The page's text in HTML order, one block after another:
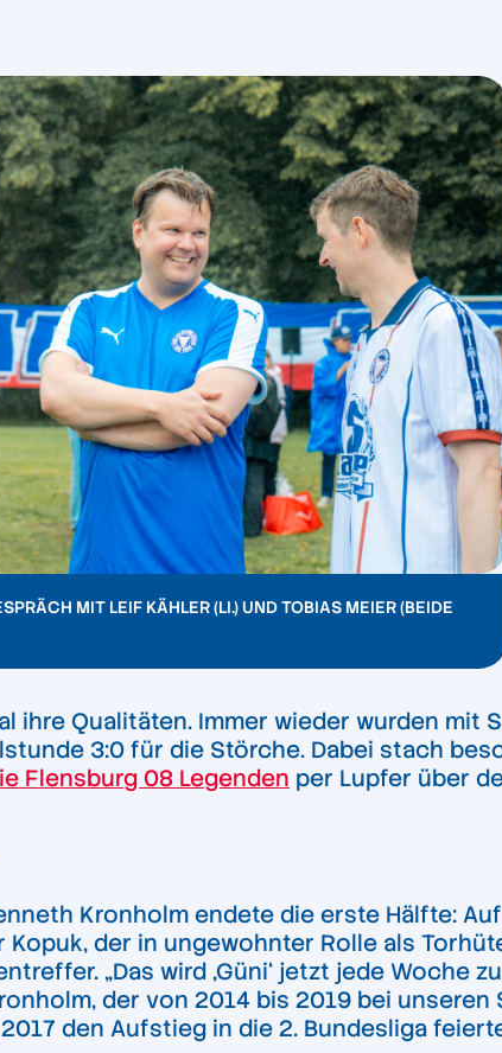
MIT LEIF KÄHLER (LI.) UND TOBIAS MEIER (BEIDE
ihre Qualitäten. Immer wieder wurden mit
3:0 für die Störche. Dabei stach
Flensburg 08 Legenden per Lupfer über
Kronholm endete die erste Hälfte:
der in ungewohnter Rolle als
„Das wird ‚Güni‘ jetzt jede Woche
der von 2014 bis 2019 bei
den Aufstieg in die 2. Bundesliga